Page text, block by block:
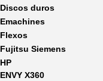
Discos duros
Emachines
Flexos
Fujitsu Siemens
HP
ENVY X360